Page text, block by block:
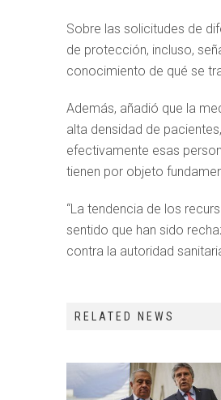
Sobre las solicitudes de
de protección, incluso,
conocimiento de qué se
Además, añadió que la
alta densidad de
efectivamente esas
tienen por objeto
“La tendencia de los
sentido que han sido
contra la autoridad
RELATED NEWS